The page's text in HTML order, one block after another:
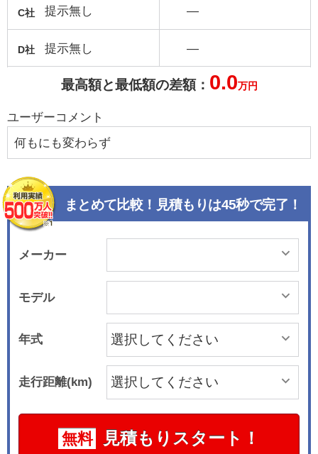
C社 提示無し
D社 提示無し
―
―
最高額と最低額の差額： 0.0万円
ユーザーコメント
何もにも変わらず
まとめて比較！見積もりは45秒で完了！
メーカー
モデル
年式
走行距離(km)
無料 見積もりスタート！